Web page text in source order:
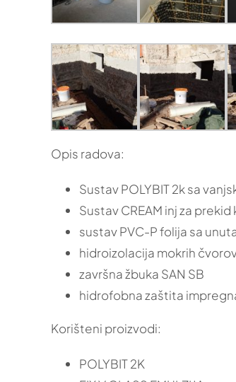
Opis radova:
Sustav POLYBIT 2k sa
Sustav CREAM inj za
sustav PVC-P folija sa
hidroizolacija mokrih
završna žbuka SAN SB
hidrofobna zaštita
Korišteni proizvodi:
POLYBIT 2K